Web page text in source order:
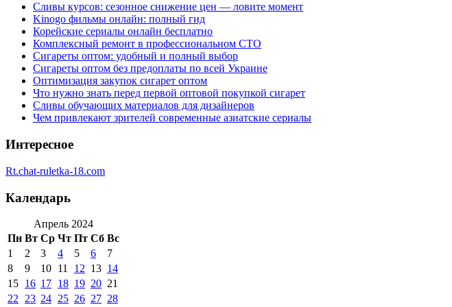
Сливы курсов: сезонное снижение цен — ловите момент
Kinogo фильмы онлайн: полный гид
Корейские сериалы онлайн бесплатно
Комплексный ремонт в профессиональном СТО
Сигареты оптом: удобный и полный выбор
Сигареты оптом без предоплаты по всей Украине
Оптимизация закупок сигарет оптом
Что нужно знать перед первой оптовой покупкой сигарет
Сливы обучающих материалов для дизайнеров
Чем привлекают зрителей современные азиатские сериалы
Интересное
Rt.chat-ruletka-18.com
Календарь
Апрель 2024
Пн Вт Ср Чт Пт Сб Вс
1
2 3 4 5 6
7
8
9 10 11 12 13 14
15 16 17 18 19 20 21
22
23 24 25 26 27 28